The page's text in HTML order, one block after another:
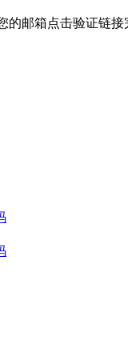
的邮箱点击验证链